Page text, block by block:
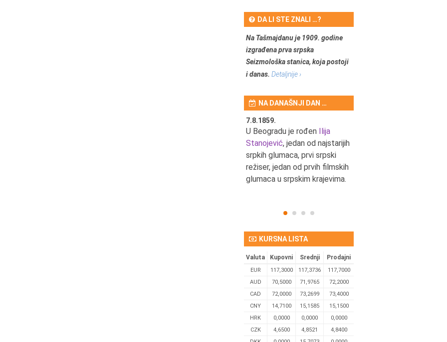
DA LI STE ZNALI …?
Na Tašmajdanu je 1909. godine
izgrađena prva srpska
Seizmološka stanica, koja postoji
i danas. Detaljnije ›
NA DANAŠNJI DAN …
7.8.1859.
U Beogradu je rođen Ilija
Stanojević, jedan od najstarijih
srpkih glumaca, prvi srpski
režiser, jedan od prvih filmskih
glumaca u srpskim krajevima.
KURSNA LISTA
Valuta Kupovni Srednji Prodajni
EUR 117,3000 117,3736
117,7000
AUD
70,5000 71,9765
72,2000
CAD
72,0000 73,2699
73,4000
CNY
14,7100 15,1585
15,1500
HRK
0,0000 0,0000
0,0000
CZK
4,6500 4,8521
4,8400